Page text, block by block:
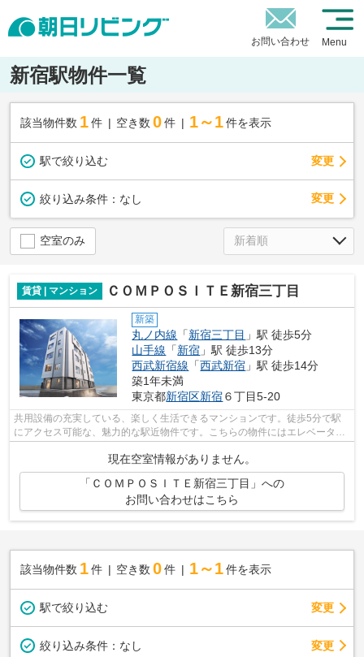
お問い合わせ Menu
新宿駅物件一覧
該当物件数 1件 空き数 0 件 1～1 件を表示
駅で絞り込む 変更
絞り込み条件： なし 変更
空室のみ
賃貸 | マンション ＣＯＭＰＯＳＩＴＥ新宿三丁目
新築
丸ノ内線 「新宿三丁目 」駅 徒歩5分
山手線 「新宿 」駅 徒歩13分
西武新宿線 「西武新宿 」駅 徒歩14分
築1年未満
東京都新宿区新宿６丁目5-20
共用設備の充実している、楽しく生活できるマンションです。徒歩5分で駅
にアクセス可能な、魅力的な駅近物件です。こちらの物件にはエレベーター
が付いています。新宿三丁目周辺で賃貸...
現在空室情報がありません。
「ＣＯＭＰＯＳＩＴＥ新宿三丁目」への
お問い合わせはこちら
該当物件数 1件 空き数 0 件 1～1 件を表示
駅で絞り込む 変更
絞り込み条件： なし 変更